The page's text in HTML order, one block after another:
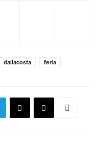
dallacosta feria